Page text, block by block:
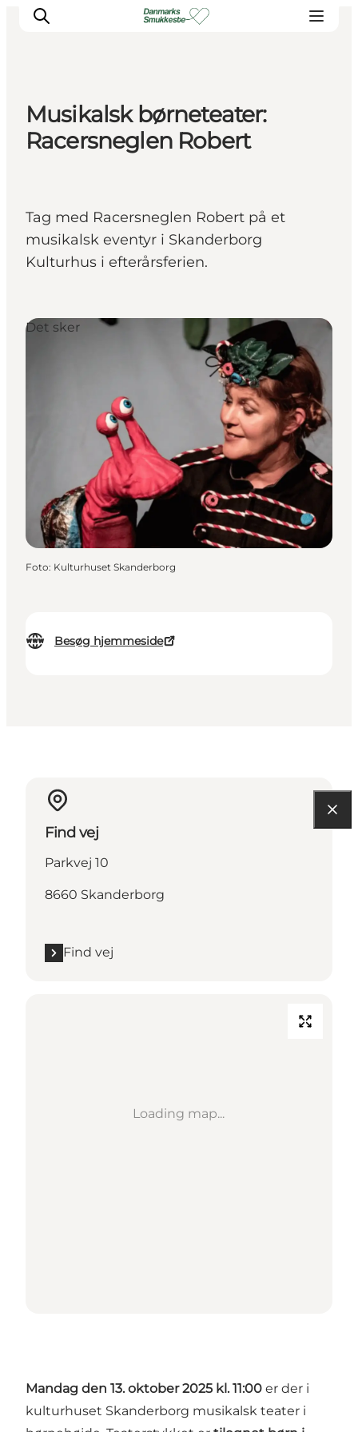
Oplev naturen
Opdag byerne
Overnatning
Planlæg
Musikalsk børneteater:
Racersneglen Robert
Tag med Racersneglen Robert på et
musikalsk eventyr i Skanderborg
Kulturhus i efterårsferien.
Besøg hjemmeside
Det sker
Foto: Kulturhuset Skanderborg
Find vej
Parkvej 10
8660 Skanderborg
Find vej
Loading map...
Mandag den 13. oktober 2025 kl. 11:00 er der i
kulturhuset Skanderborg musikalsk teater i